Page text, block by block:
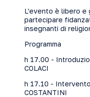
​L'evento è libero e
partecipare
insegnanti di
Programma
h 17.00 -
COLACI
h 17.10 -
COSTANTINI